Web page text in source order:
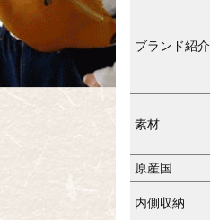
ブランド紹介
素材
原産国
内側収納